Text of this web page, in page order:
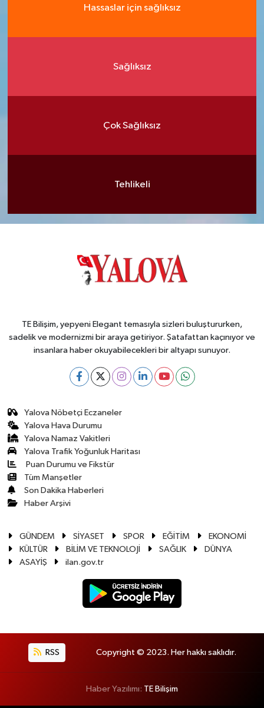
Hassaslar için sağlıksız
Sağlıksız
Çok Sağlıksız
Tehlikeli
TE Bilişim, yepyeni Elegant temasıyla sizleri buluştururken,
sadelik ve modernizmi bir araya getiriyor. Şatafattan kaçınıyor ve
insanlara haber okuyabilecekleri bir altyapı sunuyor.
Yalova Nöbetçi Eczaneler
Yalova Hava Durumu
Yalova Namaz Vakitleri
Yalova Trafik Yoğunluk Haritası
Puan Durumu ve Fikstür
Tüm Manşetler
Son Dakika Haberleri
Haber Arşivi
GÜNDEM SİYASET SPOR EĞİTİM
EKONOMİ
KÜLTÜR
BİLİM VE TEKNOLOJİ SAĞLIK
DÜNYA
ASAYİŞ
ilan.gov.tr
RSS Copyright © 2023. Her hakkı saklıdır.
Haber Yazılımı: TE Bilişim